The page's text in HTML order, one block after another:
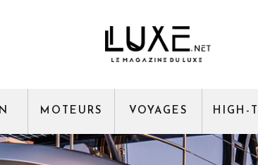
MOTEURS VOYAGES